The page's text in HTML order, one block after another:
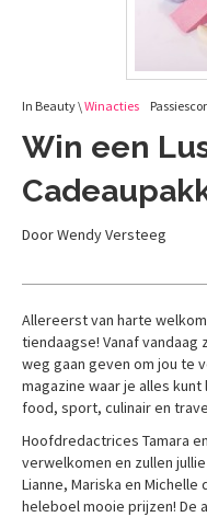
In Beauty \Winacties
Win een
Door Wendy Versteeg
Allereerst van harte
tiendaagse! Vanaf
weg gaan geven om jou te
magazine waar je alles
food, sport, culinair en
Hoofdredactrices Tamara
verwelkomen en zullen
Lianne, Mariska en
heleboel mooie prijzen! De